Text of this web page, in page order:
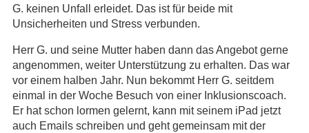
G. keinen Unfall erleidet. Das ist für beide mit
Unsicherheiten und Stress verbunden.
Herr G. und seine Mutter haben dann das Angebot gerne
angenommen, weiter Unterstützung zu erhalten. Das war
vor einem halben Jahr. Nun bekommt Herr G. seitdem
einmal in der Woche Besuch von einer Inklusionscoach.
Er hat schon lormen gelernt, kann mit seinem iPad jetzt
auch Emails schreiben und geht gemeinsam mit der